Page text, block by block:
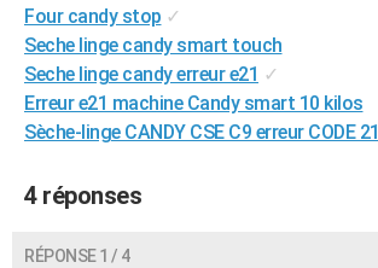
Four candy stop ✓
Seche linge candy smart touch
Seche linge candy erreur e21 ✓
Erreur e21 machine Candy smart 10 kilos
Sèche-linge CANDY CSE C9 erreur CODE 21
4 réponses
RÉPONSE 1 / 4